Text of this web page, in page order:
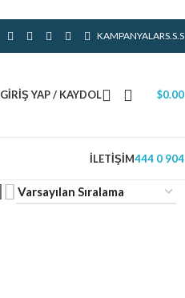
KAMPANYALARS.S.S
GIRIŞ YAP / KAYDOL $0.00
İLETIŞIM444 0 904